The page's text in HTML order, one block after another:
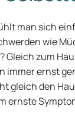
man sich
wie
Gleich zum
immer ernst
gleich den
ernste